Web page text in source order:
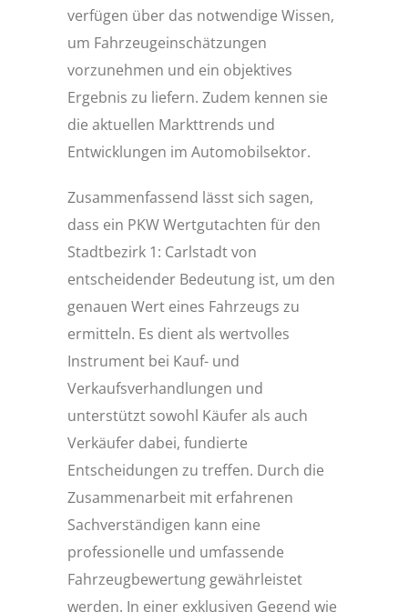
verfügen über das notwendige Wissen,
um Fahrzeugeinschätzungen
vorzunehmen und ein objektives
Ergebnis zu liefern. Zudem kennen sie
die aktuellen Markttrends und
Entwicklungen im Automobilsektor.
Zusammenfassend lässt sich sagen,
dass ein PKW Wertgutachten für den
Stadtbezirk 1: Carlstadt von
entscheidender Bedeutung ist, um den
genauen Wert eines Fahrzeugs zu
ermitteln. Es dient als wertvolles
Instrument bei Kauf- und
Verkaufsverhandlungen und
unterstützt sowohl Käufer als auch
Verkäufer dabei, fundierte
Entscheidungen zu treffen. Durch die
Zusammenarbeit mit erfahrenen
Sachverständigen kann eine
professionelle und umfassende
Fahrzeugbewertung gewährleistet
werden. In einer exklusiven Gegend wie